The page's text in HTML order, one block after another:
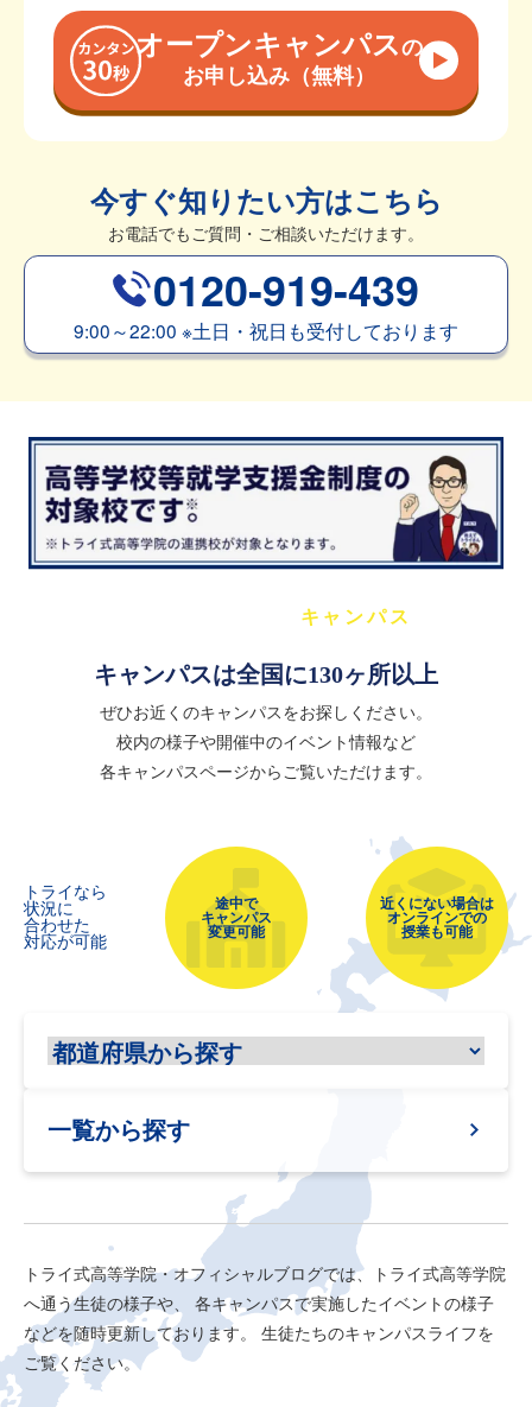
オープンキャンパスの
お申し込み（無料）
今すぐ知りたい方はこちら
お電話でもご質問・ご相談いただけます。
0120-919-439
9:00～22:00 ※土日・祝日も受付しております
キャンパス
キャンパスは全国に130ヶ所以上
ぜひお近くのキャンパスをお探しください。
校内の様子や開催中のイベント情報など
各キャンパスページからご覧いただけます。
トライなら
状況に
合わせた
対応が可能
途中で
キャンパス
変更可能
近くにない場合は
オンラインでの
授業も可能
一覧から探す
トライ式高等学院・オフィシャルブログでは、トライ式高等学院
へ通う生徒の様子や、
各キャンパスで実施したイベントの様子
などを随時更新しております。
生徒たちのキャンパスライフを
ご覧ください。